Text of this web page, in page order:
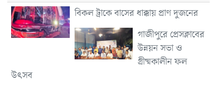
বিকল ট্রাকে বাসের ধাক্কায় প্রাণ দুজনের
গাজীপুরে প্রেসক্লাবের
উন্নয়ন সভা ও
গ্রীষ্মকালীন ফল
উৎসব